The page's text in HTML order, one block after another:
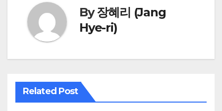
By장혜리 (Jang
Hye-ri)
Related Post